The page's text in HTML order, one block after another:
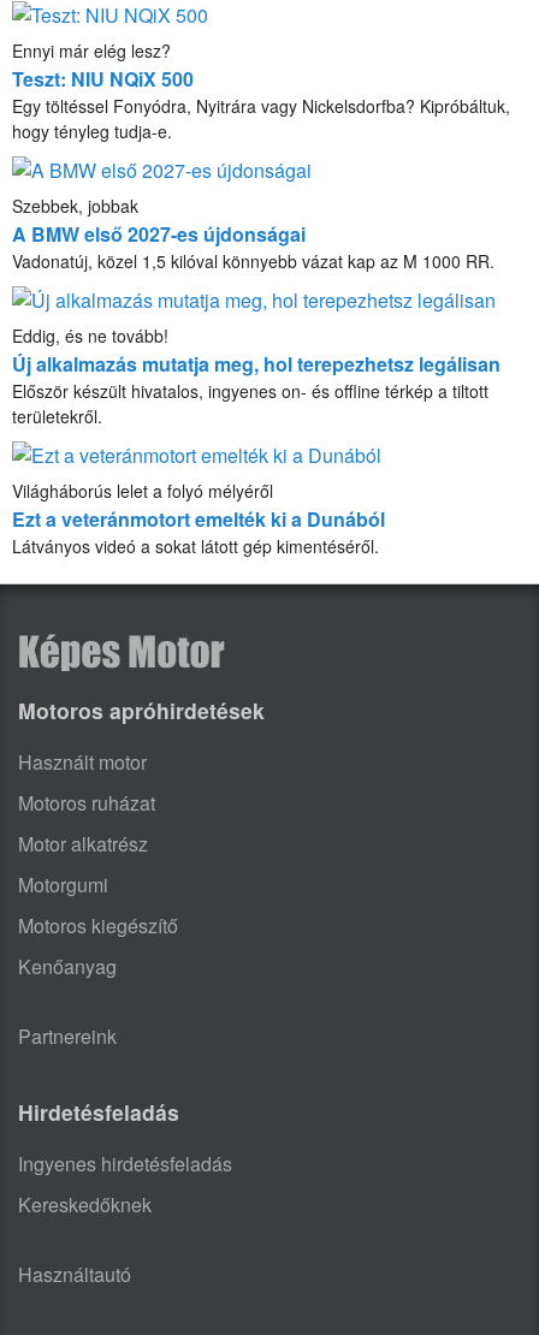
Ennyi már elég lesz?
Teszt: NIU NQiX 500
Egy töltéssel Fonyódra, Nyitrára vagy Nickelsdorfba? Kipróbáltuk,
hogy tényleg tudja-e.
Szebbek, jobbak
A BMW első 2027-es újdonságai
Vadonatúj, közel 1,5 kilóval könnyebb vázat kap az M 1000 RR.
Eddig, és ne tovább!
Új alkalmazás mutatja meg, hol terepezhetsz legálisan
Először készült hivatalos, ingyenes on- és offline térkép a tiltott
területekről.
Világháborús lelet a folyó mélyéről
Ezt a veteránmotort emelték ki a Dunából
Látványos videó a sokat látott gép kimentéséről.
Motoros apróhirdetések
Használt motor
Motoros ruházat
Motor alkatrész
Motorgumi
Motoros kiegészítő
Kenőanyag
Partnereink
Hirdetésfeladás
Ingyenes hirdetésfeladás
Kereskedőknek
Használtautó